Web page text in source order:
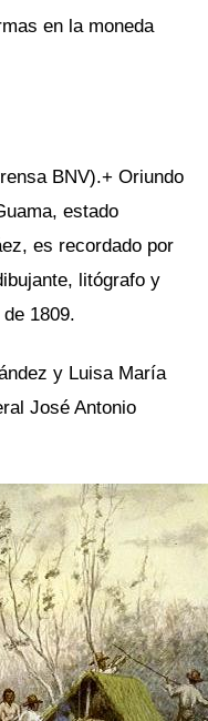
en la moneda
BNV).+ Oriundo
estado
es recordado por
litógrafo y
1809.
y Luisa María
José Antonio